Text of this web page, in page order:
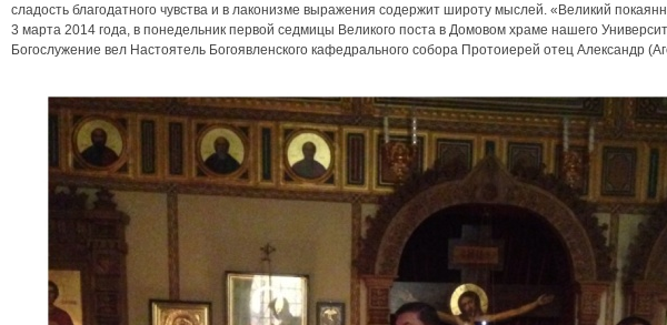
сладость благодатного чувства и в лаконизме выражения содержит широту мыслей. «Великий
3 марта 2014 года, в понедельник первой седмицы Великого поста в Домовом храме нашего
Богослужение вел Настоятель Богоявленского кафедрального собора Протоиерей отец Александр